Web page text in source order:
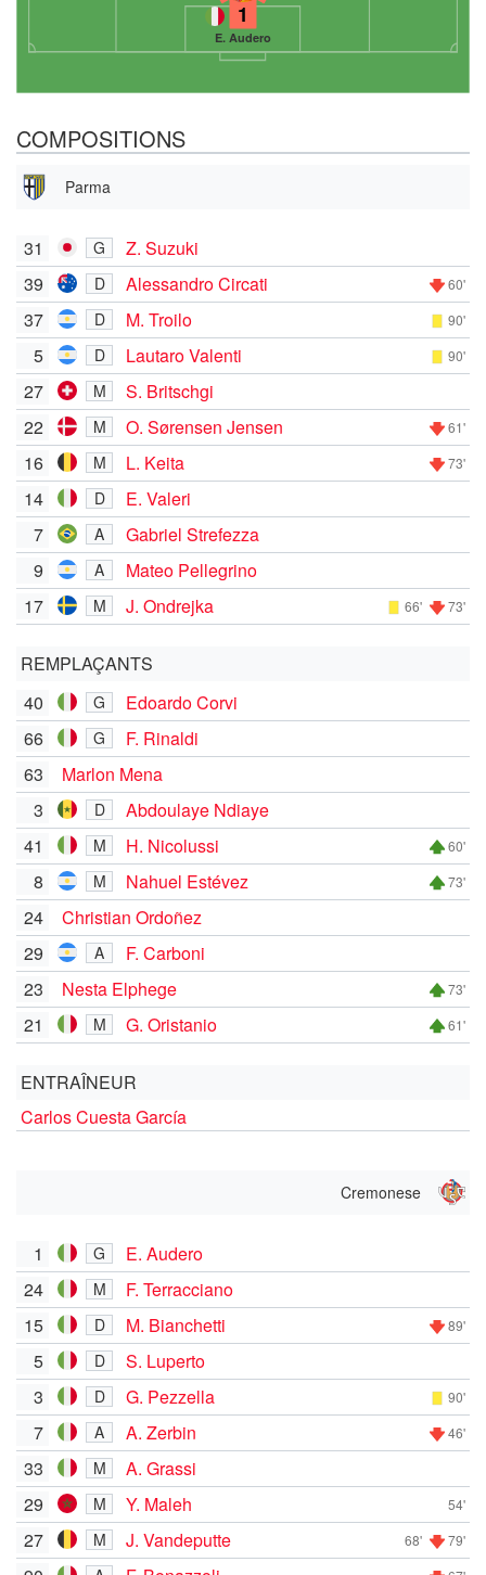
1
E. Audero
COMPOSITIONS
Parma
31 G
Z. Suzuki
39
D Alessandro Circati 60'
37 D M. Troilo 90'
5 D Lautaro Valenti 90'
27 M
S. Britschgi
22
M O. Sørensen Jensen 61'
16 M L. Keita 73'
14 D
E. Valeri
7
A
Gabriel Strefezza
9
A
Mateo Pellegrino
17
M J. Ondrejka 66' 73'
REMPLAÇANTS
40
G
Edoardo Corvi
66
G
F. Rinaldi
63
Marlon Mena
3
D
Abdoulaye Ndiaye
41
M H. Nicolussi 60'
8 M Nahuel Estévez 73'
24
Christian Ordoñez
29
A
F. Carboni
23
Nesta Elphege 73'
21 M G. Oristanio 61'
ENTRAÎNEUR
Carlos Cuesta García
Cremonese
1 G
E. Audero
24
M
F. Terracciano
15
D M. Bianchetti 89'
5 D
S. Luperto
3
D G. Pezzella 90'
7 A A. Zerbin 46'
33 M
A. Grassi
29
M Y. Maleh 54'
27 M J. Vandeputte 68' 79'